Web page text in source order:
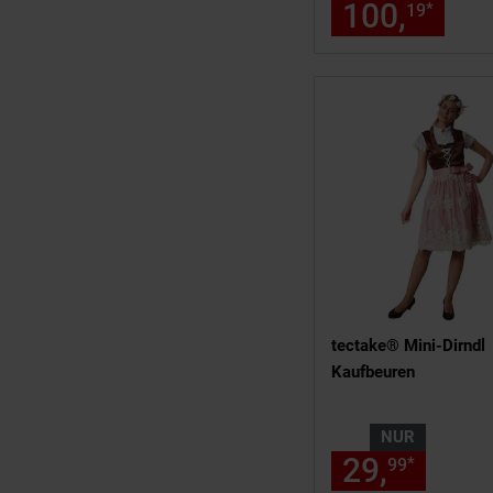
100,19*
tectake® Mini-Dirndl
Kaufbeuren
NUR
29,99*